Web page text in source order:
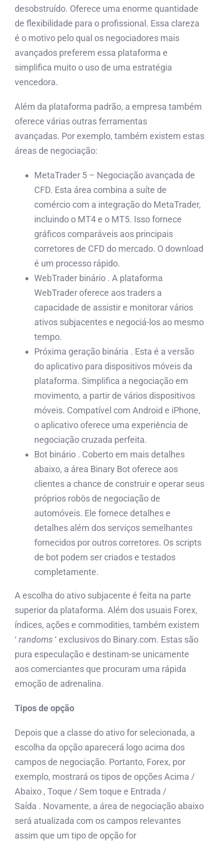
desobstruído. Oferece uma enorme quantidade
de flexibilidade para o profissional. Essa clareza
é o motivo pelo qual os negociadores mais
avançados preferem essa plataforma e
simplifica muito o uso de uma estratégia
vencedora.
Além da plataforma padrão, a empresa também
oferece várias outras ferramentas
avançadas. Por exemplo, também existem estas
áreas de negociação:
MetaTrader 5 – Negociação avançada de
CFD. Esta área combina a suíte de
comércio com a integração do MetaTrader,
incluindo o MT4 e o MT5. Isso fornece
gráficos comparáveis ​​aos principais
corretores de CFD do mercado. O download
é um processo rápido.
WebTrader binário . A plataforma
WebTrader oferece aos traders a
capacidade de assistir e monitorar vários
ativos subjacentes e negociá-los ao mesmo
tempo.
Próxima geração binária . Esta é a versão
do aplicativo para dispositivos móveis da
plataforma. Simplifica a negociação em
movimento, a partir de vários dispositivos
móveis. Compatível com Android e iPhone,
o aplicativo oferece uma experiência de
negociação cruzada perfeita.
Bot binário . Coberto em mais detalhes
abaixo, a área Binary Bot oferece aos
clientes a chance de construir e operar seus
próprios robôs de negociação de
automóveis. Ele fornece detalhes e
detalhes além dos serviços semelhantes
fornecidos por outros corretores. Os scripts
de bot podem ser criados e testados
completamente.
A escolha do ativo subjacente é feita na parte
superior da plataforma. Além dos usuais Forex,
índices, ações e commodities, também existem
‘ randoms ‘ exclusivos do Binary.com. Estas são
pura especulação e destinam-se unicamente
aos comerciantes que procuram uma rápida
emoção de adrenalina.
Tipos de opção
Depois que a classe do ativo for selecionada, a
escolha da opção aparecerá logo acima dos
campos de negociação. Portanto, Forex, por
exemplo, mostrará os tipos de opções Acima /
Abaixo , Toque / Sem toque e Entrada /
Saída . Novamente, a área de negociação abaixo
será atualizada com os campos relevantes
assim que um tipo de opção for